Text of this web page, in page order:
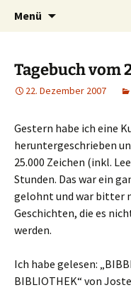
Timo Bader
Willkommen im
Menü
Tagebuch vom
22. Dezember 2007
Gestern habe ich eine
heruntergeschrieben
25.000 Zeichen (inkl.
Stunden. Das war ein
gelohnt und war bitter
Geschichten, die es
werden.
Ich habe gelesen:
BIBLIOTHEK“ von